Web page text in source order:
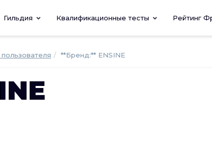
Гильдия Квалификационные тесты Рейтинг
**Бренд:** ENSINE